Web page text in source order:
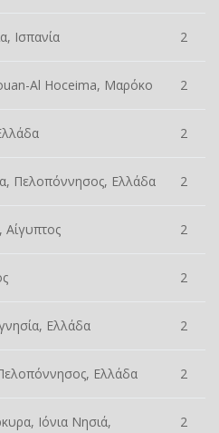
Ισπανία 2
Al Hoceima, Μαρόκο 2
2
Πελοπόννησος, Ελλάδα 2
Αίγυπτος 2
2
Ελλάδα 2
Ελλάδα 2
Ιόνια Νησιά, 2